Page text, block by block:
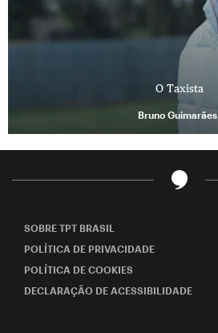
O Taxista
Bruno Guimarães
SOBRE TPT BRASIL
POLÍTICA DE PRIVACIDADE
POLÍTICA DE COOKIES
DECLARAÇÃO DE ACESSIBILIDADE